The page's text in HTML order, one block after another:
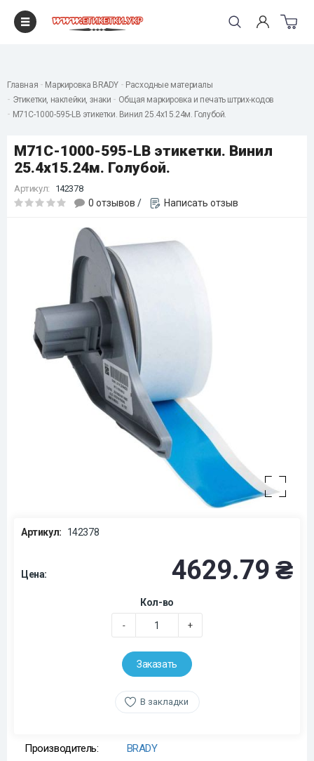
Главная Маркировка BRADY
Расходные материалы
Этикетки, наклейки, знаки
Общая маркировка и печать штрих-кодов
M71C-1000-595-LB этикетки. Винил 25.4х15.24м. Голубой.
M71C-1000-595-LB этикетки. Винил
25.4х15.24м. Голубой.
Артикул: 142378
0 отзывов / Написать отзыв
Артикул: 142378
Цена: 4629.79 ₴
Кол-во
- +
Заказать
В закладки
Производитель: BRADY